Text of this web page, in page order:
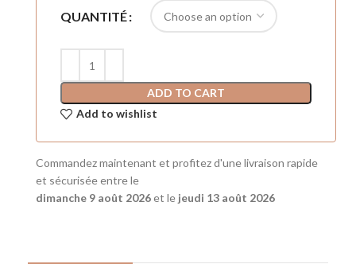
QUANTITÉ
ADD TO CART
Add to wishlist
Commandez maintenant et profitez d'une livraison rapide
et sécurisée entre le
dimanche 9 août 2026et le jeudi 13 août 2026